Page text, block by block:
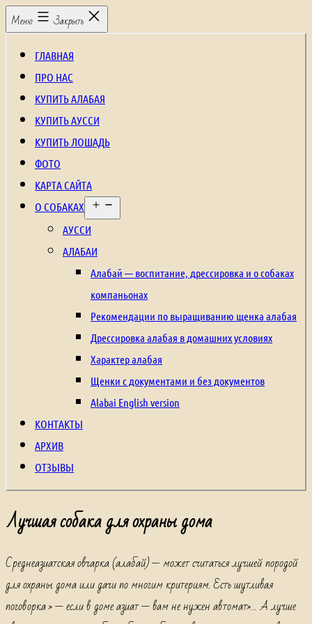
Перейти
к
содержимому
Щенки
алабая,
рабочие
собаки,
охранные
собаки,
щенки
среднеазиатской
овчарки,
щенки
родословной,
туркменский
волкодав,
алабай,
среднеазиатская
овчарка,
central
asian
Shepherd
Меню Закрыть
ГЛАВНАЯ
ПРО НАС
КУПИТЬ АЛАБАЯ
КУПИТЬ АУССИ
КУПИТЬ ЛОШАДЬ
ФОТО
КАРТА САЙТА
О СОБАКАХ
АУССИ
АЛАБАИ
Алабай — воспитание, дрессировка и о собаках
компаньонах
Рекомендации по выращиванию щенка алабая
Дрессировка алабая в домашних условиях
Характер алабая
Щенки с документами и без документов
Alabai English version
КОНТАКТЫ
АРХИВ
ОТЗЫВЫ
Лучшая собака для охраны дома
Среднеазиатская овчарка (алабай) — может считаться лучшей породой
для охраны дома или дачи по многим критериям. Есть шутливая
поговорка » — если в доме азиат — вам не нужен автомат»… А лучше